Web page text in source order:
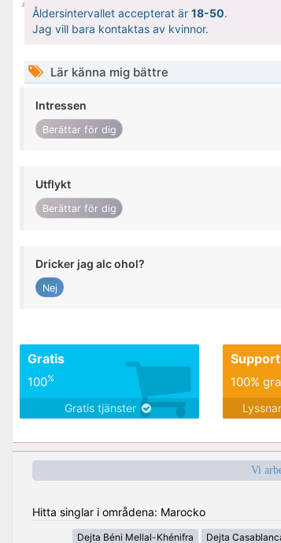
Åldersintervallet accepterat är 18-50.
Jag vill bara kontaktas av kvinnor.
Lär känna mig bättre
Intressen
Berättar för dig
Utflykt
Berättar för dig
Dricker jag alc ohol?
Nej
Gratis
100%
Gratis tjänster
Support
100%
Vi
Hitta singlar i områdena: Marocko
Dejta Béni Mellal-Khénifra Dejta